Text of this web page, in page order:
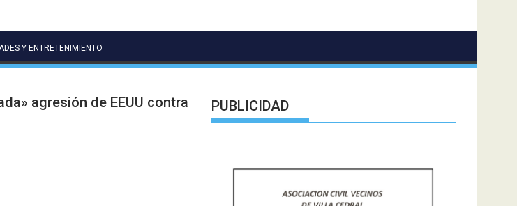
Y ENTRETENIMIENTO
agresión de EEUU contra
PUBLICIDAD